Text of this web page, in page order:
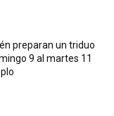
preparan un triduo
9 al martes 11